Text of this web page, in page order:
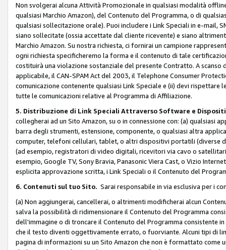
Non svolgerai alcuna Attività Promozionale in qualsiasi modalità
qualsiasi Marchio Amazon), del Contenuto del Programma, o di
qualsiasi sollecitazione orale). Puoi includere i Link Speciali in e-mail,
siano sollecitate (ossia accettate dal cliente ricevente) e siano
Marchio Amazon. Su nostra richiesta, ci fornirai un campione
ogni richiesta specificheremo la forma e il contenuto di tale
costituirà una violazione sostanziale del presente Contratto. A
applicabile, il CAN-SPAM Act del 2003, il Telephone Consumer
comunicazione contenente qualsiasi Link Speciale e (ii) devi
tutte le comunicazioni relative al Programma di Affiliazione.
5. Distribuzione di Link Speciali Attraverso Software e
collegherai ad un Sito Amazon, su o in connessione con: (a)
barra degli strumenti, estensione, componente, o qualsiasi altra
computer, telefoni cellulari, tablet, o altri dispositivi portatili (diverse
(ad esempio, registratori di video digitali, ricevitori via cavo o
esempio, Google TV, Sony Bravia, Panasonic Viera Cast, o Vizio
esplicita approvazione scritta, i Link Speciali o il Contenuto del
6. Contenuti sul tuo Sito. Sarai responsabile in via esclusiva per i
(a) Non aggiungerai, cancellerai, o altrimenti modificherai alcun
salva la possibilità di ridimensionare il Contenuto del Programma
dell'immagine o di troncare il Contenuto del Programma consistente
che il testo diventi oggettivamente errato, o fuorviante. Alcuni tipi di
pagina di informazioni su un Sito Amazon che non è formattato